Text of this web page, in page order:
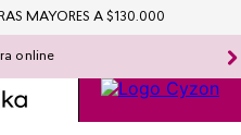
online
MAYORES A $130.000